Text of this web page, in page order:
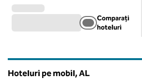
Comparați
hoteluri
Hoteluri pe mobil,AL